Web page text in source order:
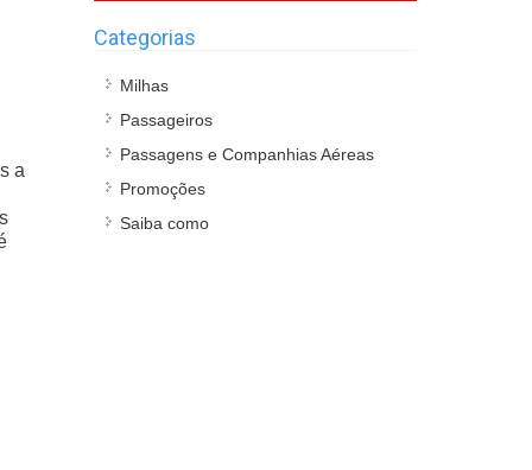
a
Categorias
Milhas
Passageiros
Passagens e Companhias Aéreas
Promoções
Saiba como